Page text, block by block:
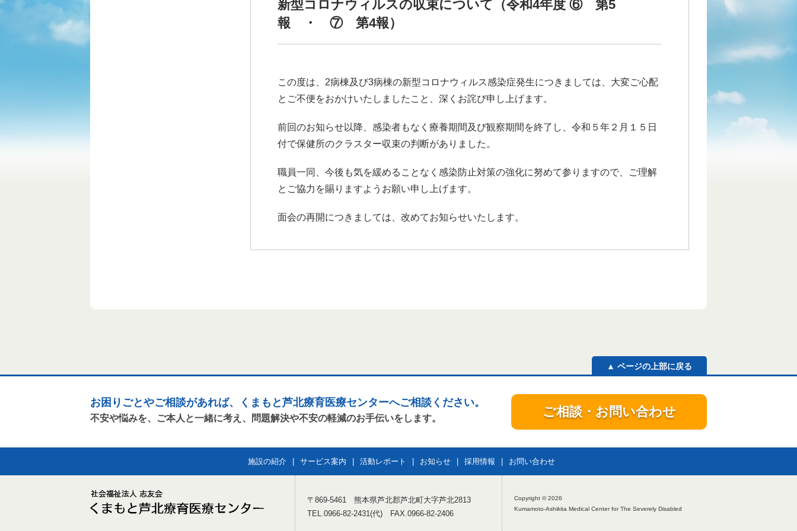
新型コロナウィルスの収束について（令和4年度 ⑥ 第5
報 ・ ⑦ 第4報）
この度は、2病棟及び3病棟の新型コロナウィルス感染症発生につきましては、大変ご心配
とご不便をおかけいたしましたこと、深くお詫び申し上げます。
前回のお知らせ以降、感染者もなく療養期間及び観察期間を終了し、令和５年２月１５日
付で保健所のクラスター収束の判断がありました。
職員一同、今後も気を緩めることなく感染防止対策の強化に努めて参りますので、ご理解
とご協力を賜りますようお願い申し上げます。
面会の再開につきましては、改めてお知らせいたします。
▲ ページの上部に戻る
ご相談・お問い合わせ
お困りごとやご相談があれば、くまもと芦北療育医療センターへご相談ください。
不安や悩みを、ご本人と一緒に考え、問題解決や不安の軽減のお手伝いをします。
施設の紹介 サービス案内 活動レポート お知らせ 採用情報 お問い合わせ
〒869-5461 熊本県芦北郡芦北町大字芦北2813
TEL.0966-82-2431(代) FAX.0966-82-2406
Copyright © 2026
Kumamoto-Ashikita Medical Center for The Severely Disabled